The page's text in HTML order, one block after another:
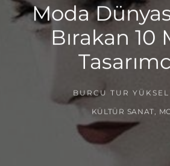
Moda
Bırakan 10
BURCU TUR
KÜLTÜR SANAT